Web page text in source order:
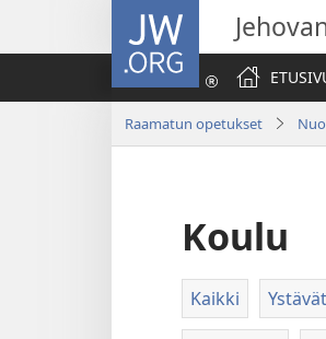
JW.ORG
Raamatun opetukset
Koulu
Kaikki Ystävät